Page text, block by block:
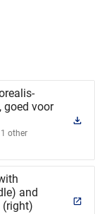
goed voor
other
and
(right)